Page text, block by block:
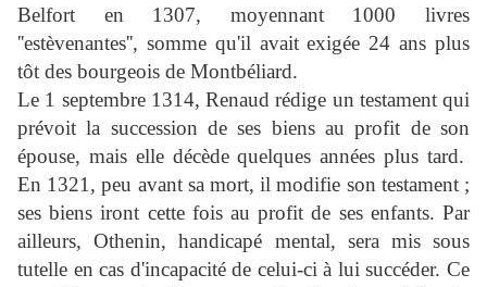
Belfort en 1307, moyennant 1000 livres
''estèvenantes'', somme qu'il avait exigée 24 ans plus
tôt des bourgeois de Montbéliard.
Le 1 septembre 1314, Renaud rédige un testament qui
prévoit la succession de ses biens au profit de son
épouse, mais elle décède quelques années plus tard.
En 1321, peu avant sa mort, il modifie son testament ;
ses biens iront cette fois au profit de ses enfants. Par
ailleurs, Othenin, handicapé mental, sera mis sous
tutelle en cas d'incapacité de celui-ci à lui succéder. Ce